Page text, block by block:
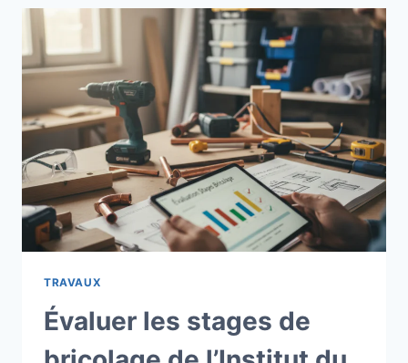
SES
RÉNOVATION
EXTÉRIEURE
TRAVAUX
Évaluer les stages de